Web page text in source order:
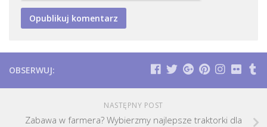
OBSERWUJ:
NASTĘPNY POST
Zabawa w farmera? Wybierzmy najlepsze traktorki dla